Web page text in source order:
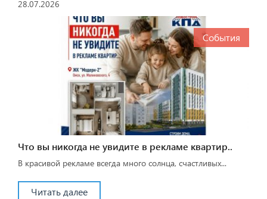
28.07.2026
События
Что вы никогда не увидите в рекламе квартир..
В красивой рекламе всегда много солнца, счастливых...
Читать далее